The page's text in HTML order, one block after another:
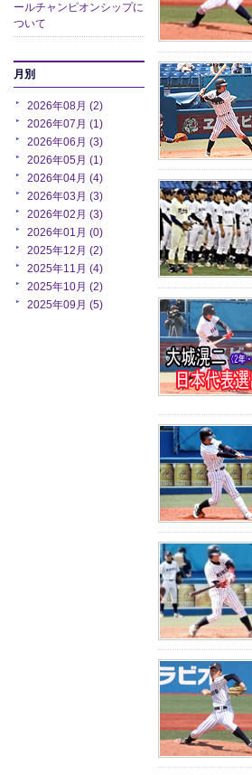
ールチャンピオンシップに
ついて
月別
2026年08月 (2)
2026年07月 (1)
2026年06月 (3)
2026年05月 (1)
2026年04月 (4)
2026年03月 (3)
2026年02月 (3)
2026年01月 (0)
2025年12月 (2)
2025年11月 (4)
2025年10月 (2)
2025年09月 (5)